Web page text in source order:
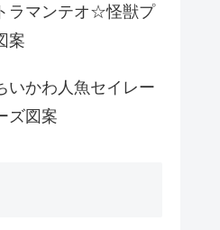
ラマンテオ☆怪獣プ
案
いかわ人魚セイレー
ズ図案